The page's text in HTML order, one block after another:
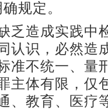
规定。
造成实践中
认识，必然造
准不统一、量
主体有限，仅
、教育、医疗